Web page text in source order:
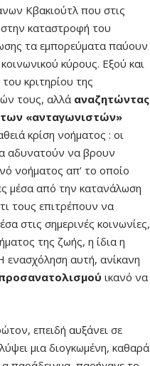
Κβακιούτλ που στις
καταστροφή του
τα εμπορεύματα παύουν
κύρους. Εξού και
κριτηρίου της
τους, αλλά αναζητώντας
«ανταγωνιστών»
κρίση νοήματος : οι
αδυνατούν να βρουν
νοήματος απ’ το οποίο
μέσα από την κατανάλωση
τους επιτρέπουν να
στις σημερινές κοινωνίες,
της ζωής, η ίδια η
αυτή, ανίκανη
ικανό να
επειδή αυξάνει σε
μια διογκωμένη, καθαρά